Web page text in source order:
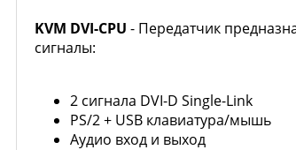
KVM DVI-CPU - Передатчик
сигналы:
2 сигнала DVI-D Single-Link
PS/2 + USB клавиатура/мышь
Аудио вход и выход